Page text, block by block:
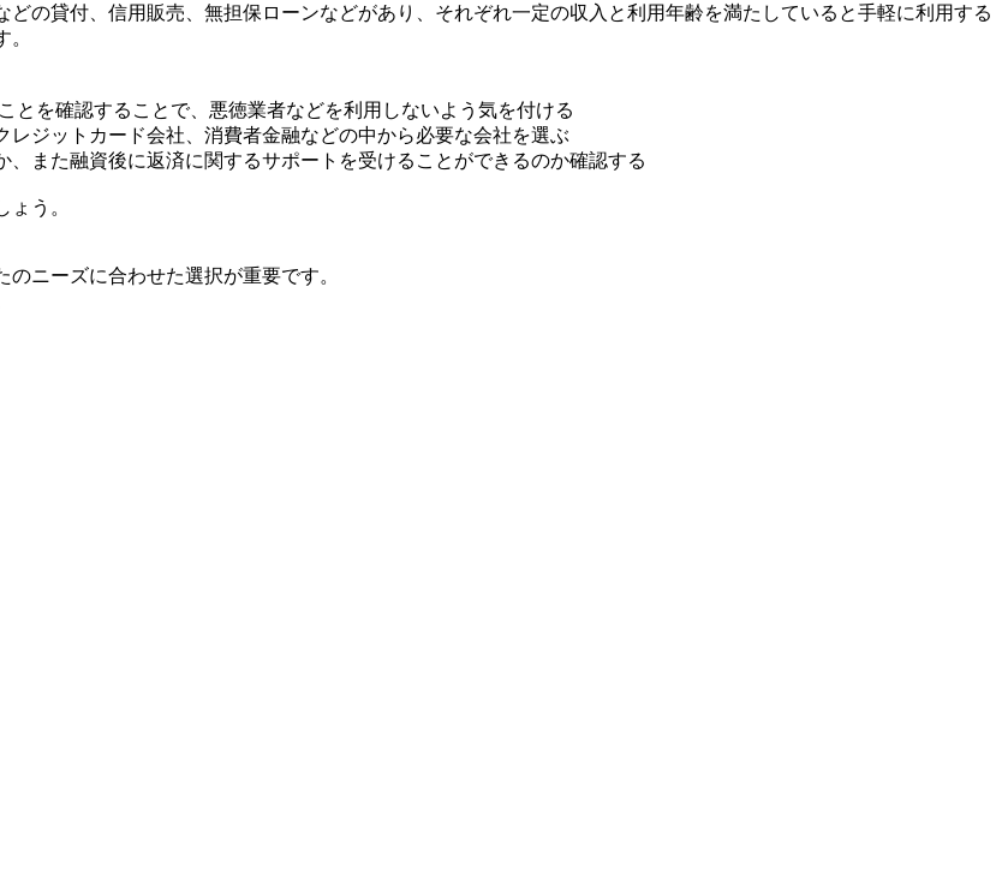
の貸付、信用販売、無担保ローンなどがあり、それぞれ一定の収入と利用年齢を満たしていると手軽に利用する
とを確認することで、悪徳業者などを利用しないよう気を付ける
ジットカード会社、消費者金融などの中から必要な会社を選ぶ
また融資後に返済に関するサポートを受けることができるのか確認する
う。
ニーズに合わせた選択が重要です。